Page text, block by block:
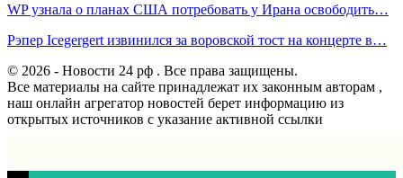
WP узнала о планах США потребовать у Ирана освободить…
Рэпер Icegergert извинился за воровской тост на концерте в…
© 2026 - Новости 24 рф . Все права защищены.
Все материалы на сайте принадлежат их законным авторам ,
наш онлайн агрегатор новостей берет информацию из
открытых источников с указание активной ссылки